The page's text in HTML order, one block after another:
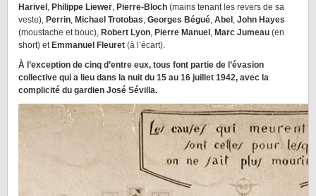
Harivel , Philippe Liewer, Pierre-Bloch (mains tenant les revers de sa
veste), Perrin, Michael Trotobas, Georges Bégué, Abel , John Hayes
(moustache et bouc), Robert Lyon, Pierre Manuel , Marc Jumeau (en
short) et Emmanuel Fleuret (à l’écart).
À l’exception de cinq d’entre eux, tous font partie de l’évasion
collective qui a lieu dans la nuit du 15 au 16 juillet 1942, avec la
complicité du gardien José Sévilla.